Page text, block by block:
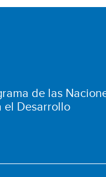
de las
el Desarrollo